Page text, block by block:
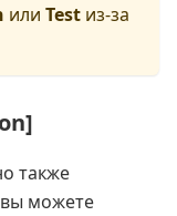
или Test из-за
также
можете